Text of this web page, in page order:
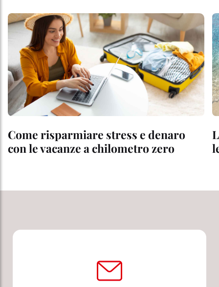
Come risparmiare stress e denaro
con le vacanze a chilometro zero